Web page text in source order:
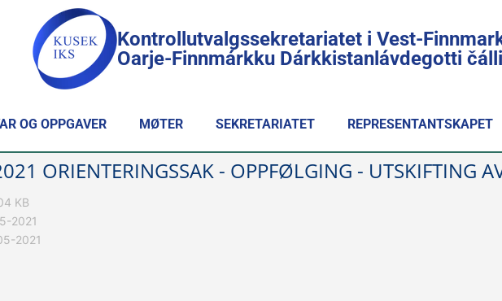
Kontrollutvalgssekretariatet i Vest-
Oarje-Finnmárkku Dárkkistanlávdegotti
OG OPPGAVER MØTER SEKRETARIATET REPRESENTANTSKAPET
ORIENTERINGSSAK - OPPFØLGING - UTSKIFTING
KB
2021
2021